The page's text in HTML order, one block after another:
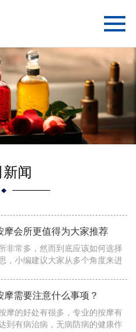
闻
摩会所更值得为大家推荐
非常多，然而到底应该如何选择
，小编建议大家从多个角度来进
摩需要注意什么事项？
摩的好处有很多，专业的按摩有
到有病治病，无病防病的健康作